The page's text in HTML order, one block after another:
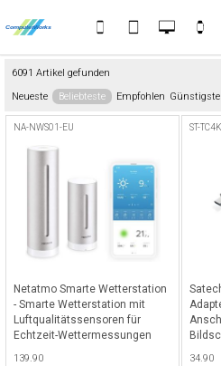
6091 Artikel gefunden
Neueste Beliebteste Empfohlen Günstigste
NA-NWS01-EU
Netatmo Smarte Wetterstation
- Smarte Wetterstation mit
Luftqualitätssensoren für
Echtzeit-Wettermessungen
139.90
ST-
34.90